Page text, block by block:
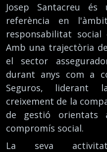
Josep Santacreu
referència en
responsabilitat social
Amb una trajectòria
el sector
durant anys com a
Seguros, liderant
creixement de la
de gestió
compromís social.
La seva